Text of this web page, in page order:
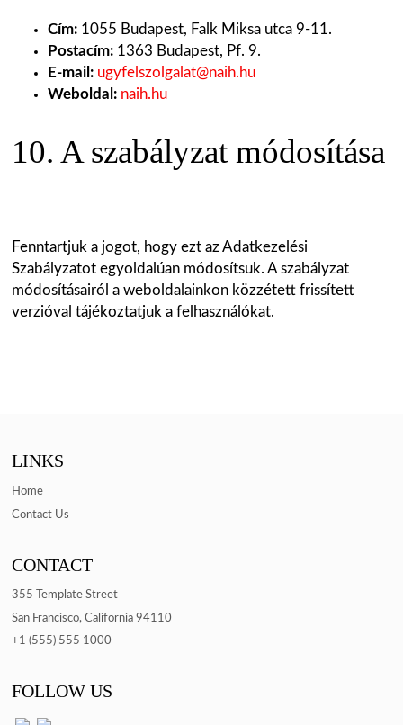
Cím:1055 Budapest, Falk Miksa utca 9-11.
Postacím:1363 Budapest, Pf. 9.
E-mail: ugyfelszolgalat@naih.hu
Weboldal: naih.hu
10. A szabályzat módosítása
Fenntartjuk a jogot, hogy ezt az Adatkezelési
Szabályzatot egyoldalúan módosítsuk. A szabályzat
módosításairól a weboldalainkon közzétett frissített
verzióval tájékoztatjuk a felhasználókat.
LINKS
Home
Contact Us
CONTACT
355 Template Street
San Francisco, California 94110
+1 (555) 555 1000
FOLLOW US